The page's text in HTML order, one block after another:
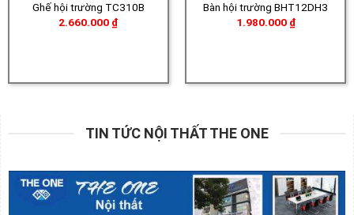
Ghế hội trường TC310B
2.660.000 ₫
Bàn hội trường BHT12DH3
1.980.000 ₫
TIN TỨC NỘI THẤT THE ONE